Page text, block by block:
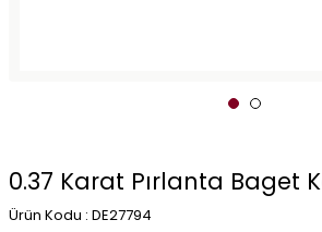
0.37 Karat Pırlanta Baget
Ürün Kodu : DE27794